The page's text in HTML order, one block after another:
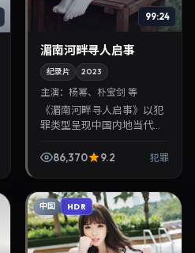
99:24
湄南河畔寻人启事
纪录片 2023
主演：杨幂、朴宝剑 等
《湄南河畔寻人启事》以犯
罪类型呈现中国内地当代故
幂、朴宝剑。2023年7月5日
86,370 9.2 犯罪
中国 HDR